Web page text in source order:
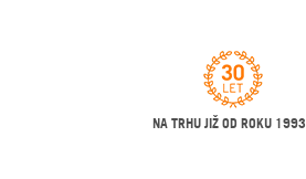
NA TRHU JIŽ OD ROKU 1993